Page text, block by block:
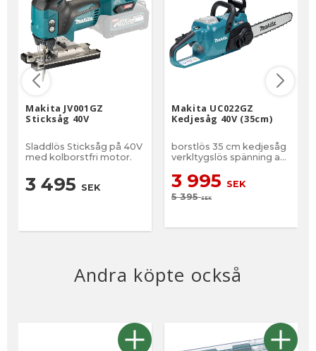
Makita JV001GZ
Sticksåg 40V
Sladdlös Sticksåg på 40V
med kolborstfri motor.
3 495 SEK
Makita UC022GZ
Kedjesåg 40V (35cm)
borstlös 35 cm kedjesåg
verkltygslös spänning av
3 995 SEK
5 395SEK
Andra köpte också